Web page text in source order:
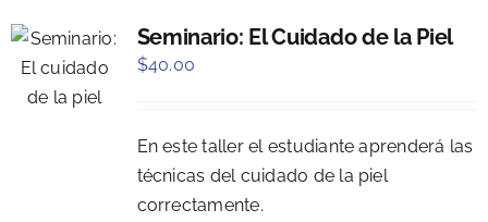
Seminario: El Cuidado de la Piel
$40.00
En este taller el estudiante aprenderá las
técnicas del cuidado de la piel
correctamente.